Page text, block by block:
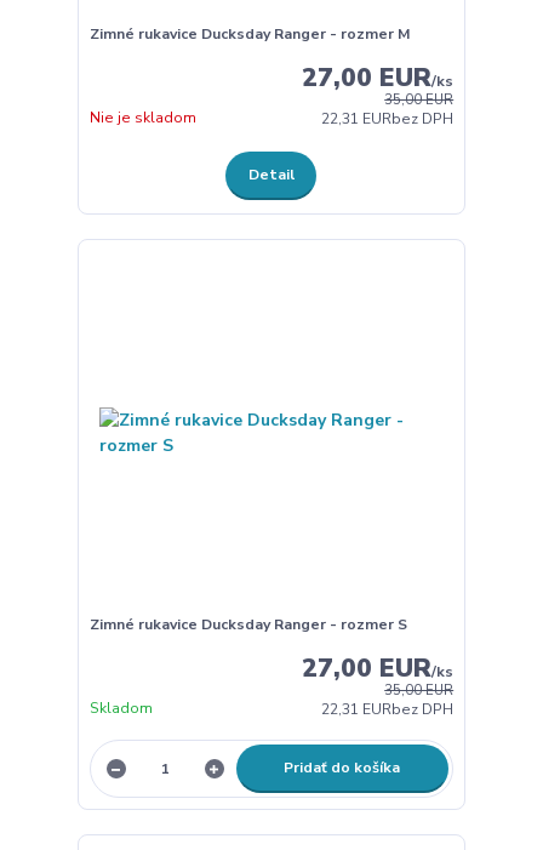
Zimné rukavice Ducksday Ranger - rozmer M
35,00 EUR
27,00 EUR/ks
22,31 EURbez DPH
Nie je skladom
Detail
Zimné rukavice Ducksday Ranger - rozmer S
35,00 EUR
27,00 EUR/ks
22,31 EURbez DPH
Skladom
Pridať do košíka